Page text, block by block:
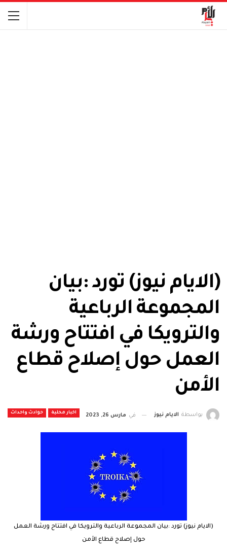
(الايام نيوز) تورد :بيان
المجموعة الرباعية
والترويكا في افتتاح ورشة
العمل حول إصلاح قطاع
الأمن
اخبار محلية حوادث واحداث بواسطة الايام نيوز في مارس 26, 2023
(الايام نيوز) تورد :بيان المجموعة الرباعية والترويكا في افتتاح ورشة العمل
حول إصلاح قطاع الأمن